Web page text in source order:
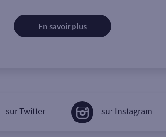
En savoir plus
sur Twitter sur Instagram